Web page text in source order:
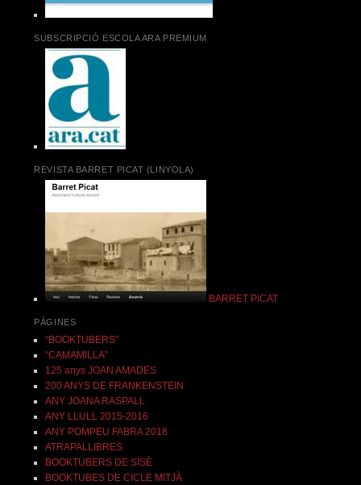
SUBSCRIPCIÓ ESCOLA ARA PREMIUM
REVISTA BARRET PICAT (LINYOLA)
BARRET PICAT
PÀGINES
“BOOKTUBERS”
“CAMAMILLA”
125 anys JOAN AMADES
200 ANYS DE FRANKENSTEIN
ANY JOANA RASPALL
ANY LLULL 2015-2016
ANY POMPEU FABRA 2018
ATRAPALLIBRES
BOOKTUBERS DE SISÈ
BOOKTUBES DE CICLE MITJÀ